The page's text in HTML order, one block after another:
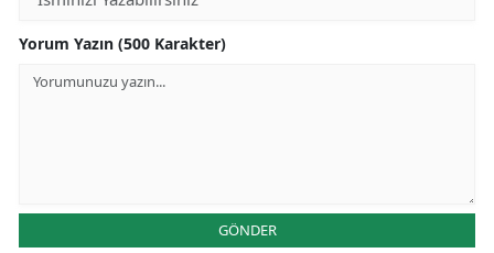
Yorum Yazın (500 Karakter)
GÖNDER